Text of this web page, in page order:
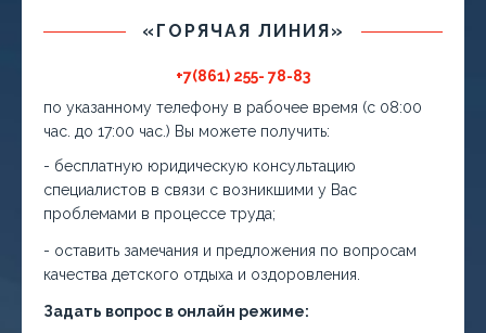
«ГОРЯЧАЯ ЛИНИЯ»
+7(861) 255- 78-83
по указанному телефону в рабочее время (с 08:00
час. до 17:00 час.) Вы можете получить:
- бесплатную юридическую консультацию
специалистов в связи с возникшими у Вас
проблемами в процессе труда;
- оставить замечания и предложения по вопросам
качества детского отдыха и оздоровления.
Задать вопрос в онлайн режиме: